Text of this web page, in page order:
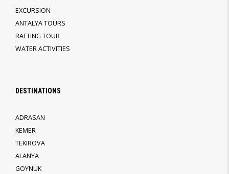
EXCURSION
ANTALYA TOURS
RAFTING TOUR
WATER ACTIVITIES
DESTINATIONS
ADRASAN
KEMER
TEKIROVA
ALANYA
GOYNUK